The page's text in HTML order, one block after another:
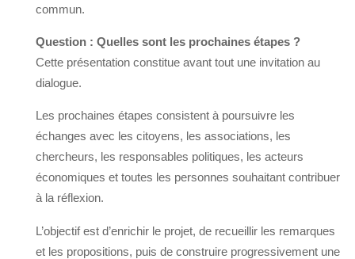
commun.
Question : Quelles sont les prochaines étapes ?
Cette présentation constitue avant tout une invitation au
dialogue.
Les prochaines étapes consistent à poursuivre les
échanges avec les citoyens, les associations, les
chercheurs, les responsables politiques, les acteurs
économiques et toutes les personnes souhaitant contribuer
à la réflexion.
L’objectif est d’enrichir le projet, de recueillir les remarques
et les propositions, puis de construire progressivement une